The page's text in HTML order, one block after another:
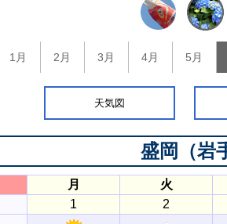
1月 2月 3月 4月 5月
天気図
盛岡（岩
月
火
1
2